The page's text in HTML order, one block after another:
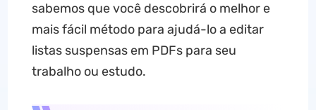
sabemos que você descobrirá o melhor e
mais fácil método para ajudá-lo a editar
listas suspensas em PDFs para seu
trabalho ou estudo.